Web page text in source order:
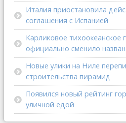
Италия приостановила
соглашения с Испанией
Карликовое тихоокеанское
официально сменило
Новые улики на Ниле
строительства пирамид
Появился новый рейтинг
уличной едой